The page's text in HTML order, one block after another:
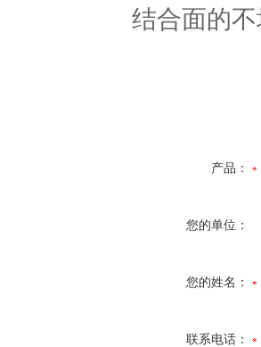
结合面的
产品：
您的单位：
您的姓名：
联系电话：